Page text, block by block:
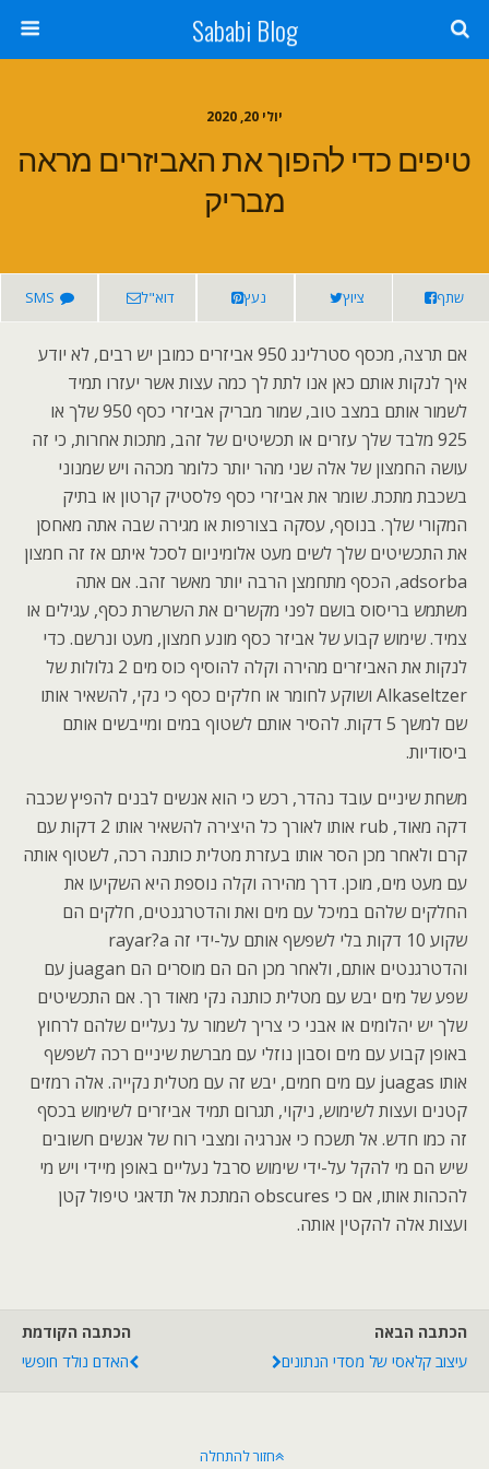
Sababi Blog
יולי 20, 2020
טיפים כדי להפוך את האביזרים מראה
מבריק
שתף ציוץ נעץ דוא"ל SMS
אם תרצה, מכסף סטרלינג 950 אביזרים כמובן יש רבים, לא יודע
איך לנקות אותם כאן אנו לתת לך כמה עצות אשר יעזרו תמיד
לשמור אותם במצב טוב, שמור מבריק אביזרי כסף 950 שלך או
925 מלבד שלך עזרים או תכשיטים של זהב, מתכות אחרות, כי זה
עושה החמצון של אלה שני מהר יותר כלומר מכהה ויש שמנוני
בשכבת מתכת. שומר את אביזרי כסף פלסטיק קרטון או בתיק
המקורי שלך. בנוסף, עסקה בצורפות או מגירה שבה אתה מאחסן
את התכשיטים שלך לשים מעט אלומיניום לסכל איתם אז זה חמצון
adsorba, הכסף מתחמצן הרבה יותר מאשר זהב. אם אתה
משתמש בריסוס בושם לפני מקשרים את השרשרת כסף, עגילים או
צמיד. שימוש קבוע של אביזר כסף מונע חמצון, מעט ונרשם. כדי
לנקות את האביזרים מהירה וקלה להוסיף כוס מים 2 גלולות של
Alkaseltzer ושוקע לחומר או חלקים כסף כי נקי, להשאיר אותו
שם למשך 5 דקות. להסיר אותם לשטוף במים ומייבשים אותם
ביסודיות.
משחת שיניים עובד נהדר, רכש כי הוא אנשים לבנים להפיץ שכבה
דקה מאוד, rub אותו לאורך כל היצירה להשאיר אותו 2 דקות עם
קרם ולאחר מכן הסר אותו בעזרת מטלית כותנה רכה, לשטוף אותה
עם מעט מים, מוכן. דרך מהירה וקלה נוספת היא השקיעו את
החלקים שלהם במיכל עם מים ואת והדטרגנטים, חלקים הם
שקוע 10 דקות בלי לשפשף אותם על-ידי זה rayar?a
והדטרגנטים אותם, ולאחר מכן הם הם מוסרים הם juagan עם
שפע של מים יבש עם מטלית כותנה נקי מאוד רך. אם התכשיטים
שלך יש יהלומים או אבני כי צריך לשמור על נעליים שלהם לרחוץ
באופן קבוע עם מים וסבון נוזלי עם מברשת שיניים רכה לשפשף
אותו juagas עם מים חמים, יבש זה עם מטלית נקייה. אלה רמזים
קטנים ועצות לשימוש, ניקוי, תגרום תמיד אביזרים לשימוש בכסף
זה כמו חדש. אל תשכח כי אנרגיה ומצבי רוח של אנשים חשובים
שיש הם מי להקל על-ידי שימוש סרבל נעליים באופן מיידי ויש מי
להכהות אותו, אם כי obscures המתכת אל תדאגי טיפול קטן
ועצות אלה להקטין אותה.
הכתבה הקודמת
האדם נולד חופשי
הכתבה הבאה
עיצוב קלאסי של מסדי הנתונים
חזור להתחלה